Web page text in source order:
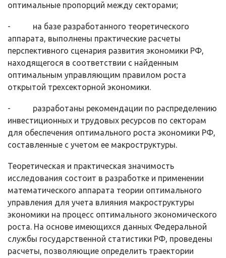
оптимальные пропорций между секторами;
- на базе разработанного теоретического
аппарата, выполнены прак­тические расчеты
перспективного сценария развития экономики РФ,
нахо­дящегося в соответствии с найденным
оптимальным управляющим правилом роста
открытой трехсекторной экономики.
- разработаны рекомендации по распределению
инвестиционных и трудовых ресурсов по секторам
для обеспечения оптимального роста эконо­мики РФ,
составленные с учетом ее макроструктуры.
Теоретическая и практическая значимость
исследования состоит в разработке и применении
математического аппарата теории оптимального
управления для учета влияния макроструктуры
экономики на процесс опти­мального экономического
роста. На основе имеющихся данных Федеральной
службы государственной статистики РФ, проведены
расчеты, позволяющие определить траектории